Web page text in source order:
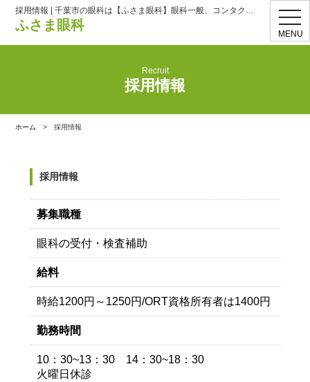
MENU
採用情報 | 千葉市の眼科は【ふさま眼科】眼科一般、コンタクト処方
ふさま眼科
Recruit
採用情報
ホーム > 採用情報
採用情報
募集職種
眼科の受付・検査補助
給料
時給1200円～1250円/ORT資格所有者は1400円
勤務時間
10：30~13：30 14：30~18：30
火曜日休診